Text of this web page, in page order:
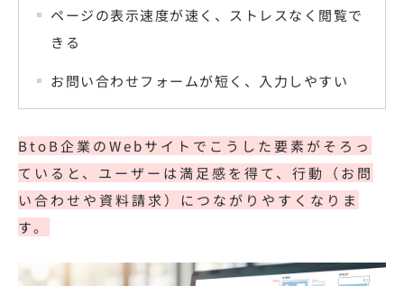
ページの表示速度が速く、ストレスなく閲覧で
きる
お問い合わせフォームが短く、入力しやすい
BtoB企業のWebサイトでこうした要素がそろっ
ていると、ユーザーは満足感を得て、行動（お問
い合わせや資料請求）につながりやすくなりま
す。